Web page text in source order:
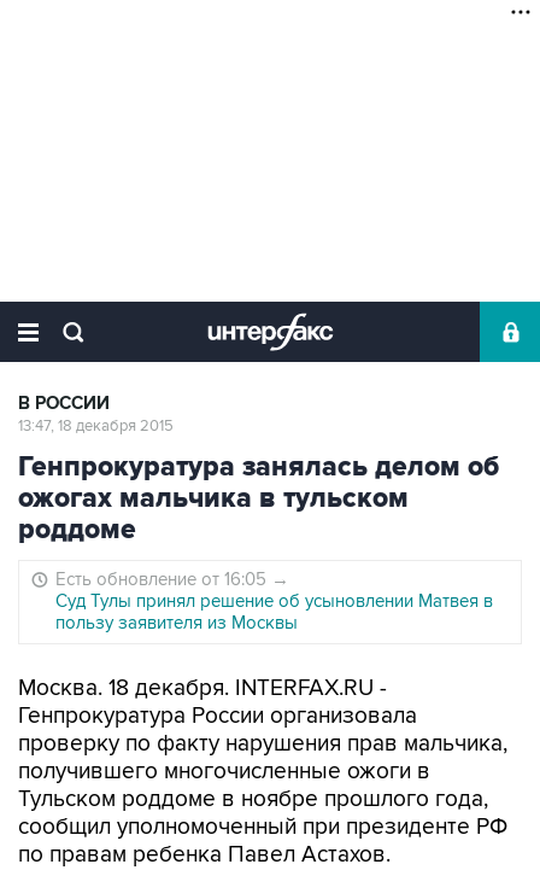
В РОССИИ
13:47, 18 декабря 2015
Генпрокуратура занялась делом об
ожогах мальчика в тульском
роддоме
Есть обновление от 16:05 →
Суд Тулы принял решение об усыновлении Матвея в
пользу заявителя из Москвы
Москва. 18 декабря. INTERFAX.RU -
Генпрокуратура России организовала
проверку по факту нарушения прав мальчика,
получившего многочисленные ожоги в
Тульском роддоме в ноябре прошлого года,
сообщил уполномоченный при президенте РФ
по правам ребенка Павел Астахов.